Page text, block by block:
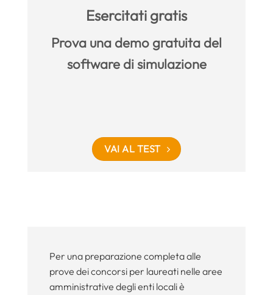
Esercitati gratis
Prova una demo gratuita del
software di simulazione
VAI AL TEST
Per una preparazione completa alle
prove dei concorsi per laureati nelle aree
amministrative degli enti locali è